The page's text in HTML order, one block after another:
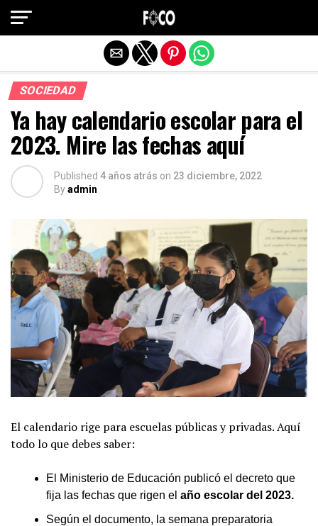
SOCIEDAD
Ya hay calendario escolar para el
2023. Mire las fechas aquí
Published 4 años atrás on 23 diciembre, 2022
Byadmin
El calendario rige para escuelas públicas y privadas. Aquí
todo lo que debes saber:
El Ministerio de Educación publicó el decreto que
fija las fechas que rigen el año escolar del 2023.
Según el documento, la semana preparatoria
Salir de la versión móvil